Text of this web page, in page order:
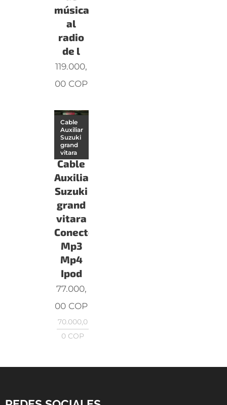
música
al
radio
de l
119.000,
00 COP
Cable
Auxiliar
Suzuki
grand
vitara
Conecte
Mp3
Mp4
Ipod
Cable
Auxiliar
Suzuki
grand
vitara
77.000,
00 COP
70.000,0
0COP